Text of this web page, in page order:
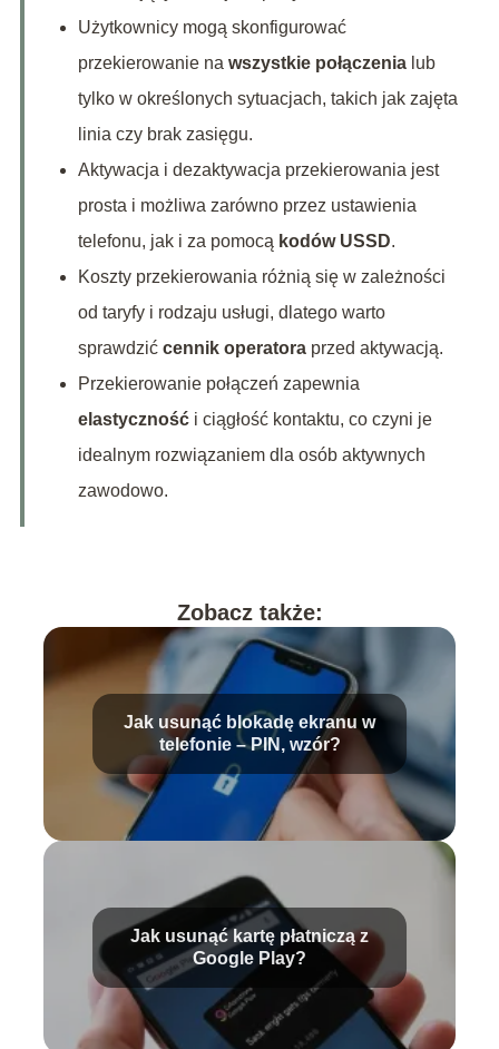
Użytkownicy mogą skonfigurować
przekierowanie na wszystkie połączenialub
tylko w określonych sytuacjach, takich jak zajęta
linia czy brak zasięgu.
Aktywacja i dezaktywacja przekierowania jest
prosta i możliwa zarówno przez ustawienia
telefonu, jak i za pomocą kodów USSD.
Koszty przekierowania różnią się w zależności
od taryfy i rodzaju usługi, dlatego warto
sprawdzić cennik operatoraprzed aktywacją.
Przekierowanie połączeń zapewnia
elastycznośći ciągłość kontaktu, co czyni je
idealnym rozwiązaniem dla osób aktywnych
zawodowo.
Zobacz także:
Jak usunąć blokadę ekranu w
telefonie – PIN, wzór?
Jak usunąć kartę płatniczą z
Google Play?